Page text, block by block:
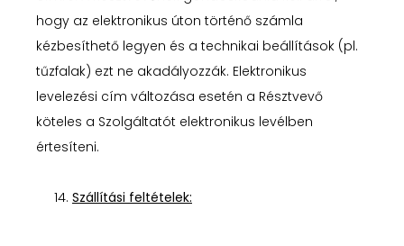
hogy az elektronikus úton történő számla
kézbesíthető legyen és a technikai beállítások (pl.
tűzfalak) ezt ne akadályozzák. Elektronikus
levelezési cím változása esetén a Résztvevő
köteles a Szolgáltatót elektronikus levélben
értesíteni.
Szállítási feltételek: